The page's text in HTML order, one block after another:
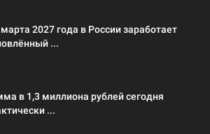
2027 года в России заработает
...
в 1,3 миллиона рублей сегодня
...